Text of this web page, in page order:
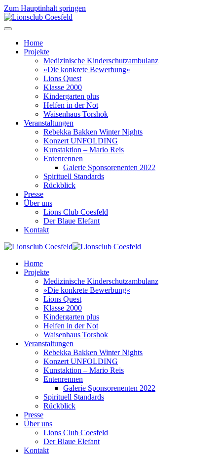
Zum Hauptinhalt springen
Home
Projekte
Medizinische Kinderschutzambulanz
»Die konkrete Bewerbung«
Lions Quest
Klasse 2000
Kindergarten plus
Helfen in der Not
Waisenhaus Torshok
Veranstaltungen
Rebekka Bakken Winter Nights
Konzert UNFOLDING
Kunstaktion – Mario Reis
Entenrennen
Galerie Sponsorenenten 2022
Spirituell Standards
Rückblick
Presse
Über uns
Lions Club Coesfeld
Der Blaue Elefant
Kontakt
Home
Projekte
Medizinische Kinderschutzambulanz
»Die konkrete Bewerbung«
Lions Quest
Klasse 2000
Kindergarten plus
Helfen in der Not
Waisenhaus Torshok
Veranstaltungen
Rebekka Bakken Winter Nights
Konzert UNFOLDING
Kunstaktion – Mario Reis
Entenrennen
Galerie Sponsorenenten 2022
Spirituell Standards
Rückblick
Presse
Über uns
Lions Club Coesfeld
Der Blaue Elefant
Kontakt